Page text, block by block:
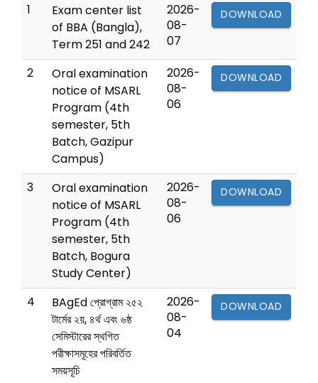
1
Exam center list
of BBA (Bangla),
Term 251 and 242
2026-
08-
07
DOWNLOAD
2
Oral examination
notice of MSARL
Program (4th
semester, 5th
Batch, Gazipur
Campus)
2026-
08-
06
DOWNLOAD
3
Oral examination
notice of MSARL
Program (4th
semester, 5th
Batch, Bogura
Study Center)
2026-
08-
06
DOWNLOAD
4
BAgEd প্রোগ্রাম ২৫২
টার্মের ২য়, ৪র্থ এবং ৬ষ্ঠ
সেমিস্টারের স্থগিত
পরীক্ষাসমূহের পরিবর্তিত
সময়সূচি
2026-
08-
04
DOWNLOAD